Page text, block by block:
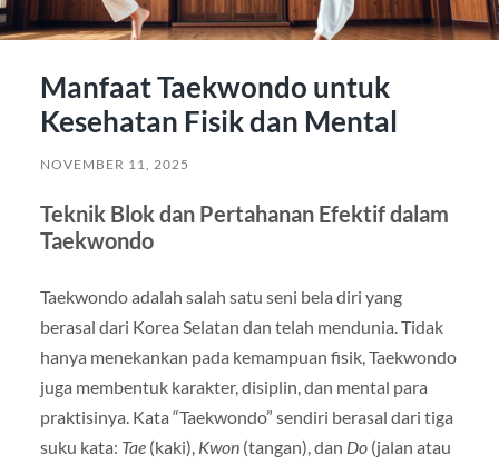
Manfaat Taekwondo untuk
Kesehatan Fisik dan Mental
NOVEMBER 11, 2025
Teknik Blok dan Pertahanan Efektif dalam
Taekwondo
Taekwondo adalah salah satu seni bela diri yang
berasal dari Korea Selatan dan telah mendunia. Tidak
hanya menekankan pada kemampuan fisik, Taekwondo
juga membentuk karakter, disiplin, dan mental para
praktisinya. Kata “Taekwondo” sendiri berasal dari tiga
suku kata: Tae(kaki), Kwon(tangan), dan Do(jalan atau